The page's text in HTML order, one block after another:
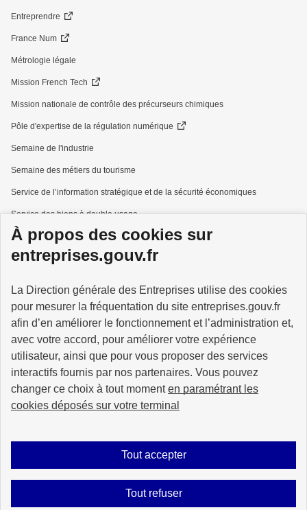
À propos des cookies sur
entreprises.gouv.fr
La Direction générale des Entreprises utilise des cookies
pour mesurer la fréquentation du site entreprises.gouv.fr
afin d’en améliorer le fonctionnement et l’administration et,
avec votre accord, pour améliorer votre expérience
utilisateur, ainsi que pour vous proposer des services
interactifs fournis par nos partenaires. Vous pouvez
changer ce choix à tout momenten paramétrant les
cookies déposés sur votre terminal
Tout accepter
Tout refuser
Entreprendre
France Num
Métrologie légale
Mission French Tech
Mission nationale de contrôle des précurseurs chimiques
Pôle d'expertise de la régulation numérique
Semaine de l'industrie
Semaine des métiers du tourisme
Service de l’information stratégique et de la sécurité économiques
Service des biens à double usage
Services à la personne
GOUVERNEMENT
info.gouv.fr service-public.gouv.fr
Plan du site Accessibilité : partiellement conforme Mentions légales
Gestion des cookies